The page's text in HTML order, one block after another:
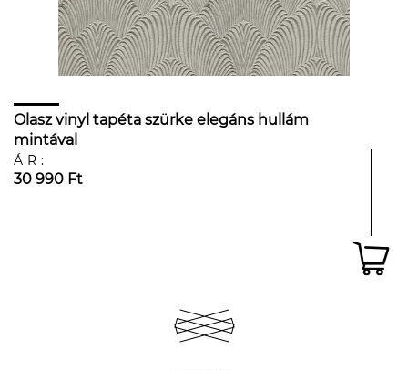
Olasz vinyl tapéta szürke elegáns hullám
mintával
ÁR:
30 990 Ft